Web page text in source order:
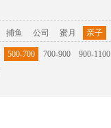
捕鱼 公司 蜜月 亲子
500-700 700-900
900-1100